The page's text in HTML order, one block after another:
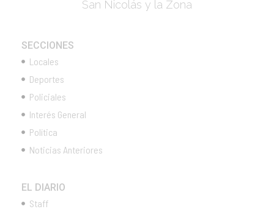
San Nicolás y la Zona
SECCIONES
Locales
Deportes
Policiales
Interés General
Política
Noticias Anteriores
EL DIARIO
Staff